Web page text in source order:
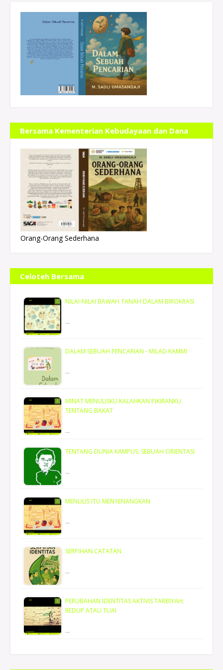
Bersama Kementerian Kebudayaan dan Dana
Indonesiana
Orang-Orang Sederhana
Celoteh Bersama
NILAI-NILAI BAWAH TANAH DALAM BIROKRASI
DALAM SEBUAH PENCARIAN - MILAD KAMMI
MINAT MENULISKU KALAHKAN PIKIRANKU
TENTANG BAKAT
TENTANG DUNIA KAMPUS; SEBUAH ORIENTASI
MENULIS ITU MENYENANGKAN
SERPIHAN CATATAN
PERUBAHAN IDENTITAS AKTIVIS TARBIYAH:
REDUP ATAU TUAI